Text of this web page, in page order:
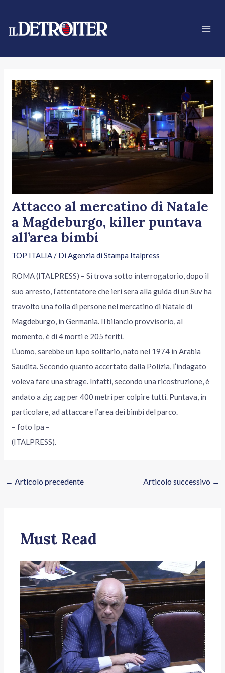
contenuto
Attacco al mercatino di Natale
a Magdeburgo, killer puntava
all’area bimbi
TOP ITALIA/ DiAgenzia di Stampa Italpress
ROMA (ITALPRESS) – Si trova sotto interrogatorio, dopo il
suo arresto, l’attentatore che ieri sera alla guida di un Suv ha
travolto una folla di persone nel mercatino di Natale di
Magdeburgo, in Germania. Il bilancio provvisorio, al
momento, è di 4 morti e 205 feriti.
L’uomo, sarebbe un lupo solitario, nato nel 1974 in Arabia
Saudita. Secondo quanto accertato dalla Polizia, l’indagato
voleva fare una strage. Infatti, secondo una ricostruzione, è
andato a zig zag per 400 metri per colpire tutti. Puntava, in
particolare, ad attaccare l’area dei bimbi del parco.
– foto Ipa –
(ITALPRESS).
articoli
← Articolo precedente Articolo successivo →
Must Read